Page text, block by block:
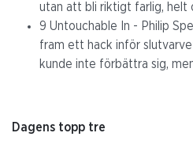
utan att bli riktigt farlig, helt
9 Untouchable In - Philip
fram ett hack inför
kunde inte förbättra sig,
Dagens topp tre